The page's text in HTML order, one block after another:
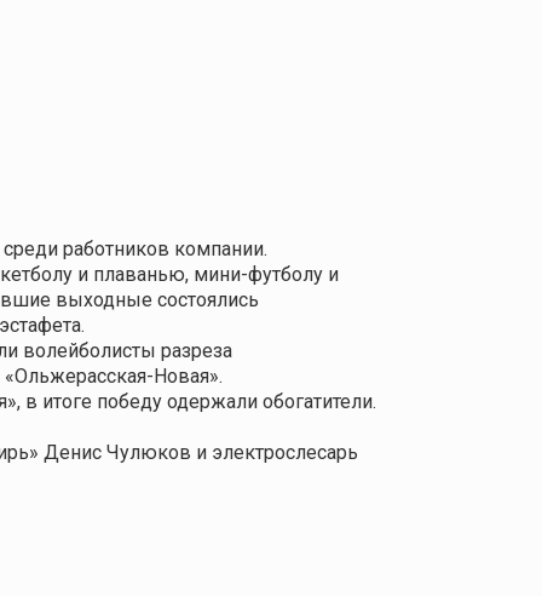
работников компании.
и плаванью, мини-футболу и
выходные состоялись
волейболисты разреза
«Ольжерасская-Новая».
в итоге победу одержали обогатители.
Денис Чулюков и электрослесарь